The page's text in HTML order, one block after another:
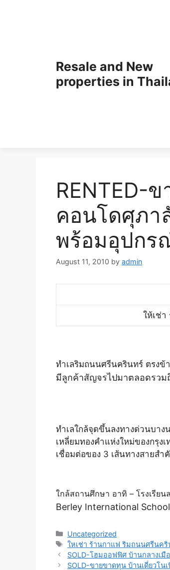
Resale and New
properties in
RENTED-
คอนโดศุภา
พร้อมอุปกร
August 11, 2010 by admin
ให้เช่
ทำเลริมถนนศรีนครินทร์ ตรงข้
มีลูกค้าสัญจรไปมาตลอดรว
ทำเลใกล้จุดขึ้นลงทางด่วนบา
เหลี่ยมทองคำแห่งใหม่ของกรุง
เชื่อมต่อของ 3 เส้นทางสายส
ใกล้สถานศึกษา อาทิ – โรงเรีย
Berley International
Uncategorized
ใหเช่า ร้านกาแฟ ริมถนนศรีนค
SOLD-โฮมออฟฟิศ บ้านกลางเ
SOLD-ขายขาดทุน บ้านเดี่ยวโ